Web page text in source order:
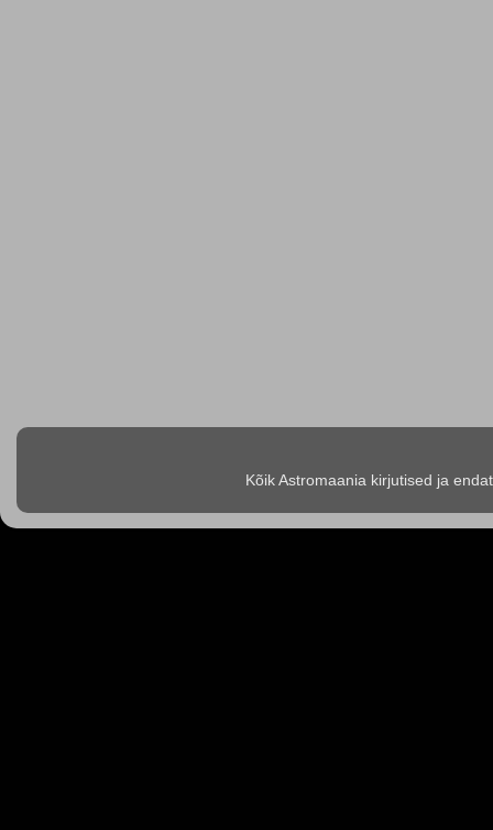
Kõik Astromaania kirjutised ja